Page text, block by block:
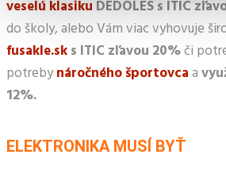
veselú klasiku DEDOLES s ITIC
do školy, alebo Vám viac vyhovuje
fusakle.sks ITIC zľavou 20%či
potrebynáročného športovcaa
12%.
ELEKTRONIKA MUSÍ BYŤ